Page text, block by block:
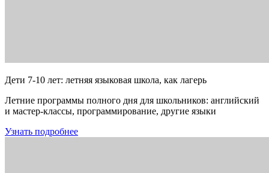
Дети 7-10 лет: летняя языковая школа, как лагерь
Летние программы полного дня для школьников: английский
и мастер-классы, программирование, другие языки
Узнать подробнее